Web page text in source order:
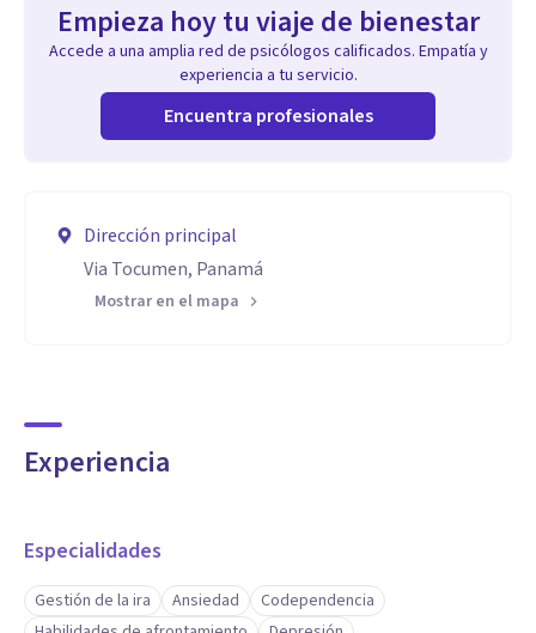
Empieza hoy tu viaje de bienestar
Accede a una amplia red de psicólogos calificados. Empatía y
experiencia a tu servicio.
Encuentra profesionales
Dirección principal
Via Tocumen, Panamá
Mostrar en el mapa
Experiencia
Especialidades
Gestión de la ira Ansiedad
Codependencia